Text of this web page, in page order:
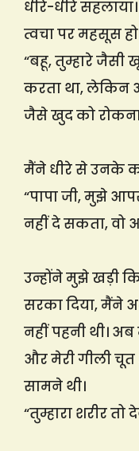
धीरे-धीरे
त्वचा पर महसूस हो
“बहू, तुम्हारे जैसी
करता था, लेकिन
जैसे खुद को रोकना
मैंने धीरे से उनके
“पापा जी, मुझे
नहीं दे सकता, वो
उन्होंने मुझे खड़ी
सरका दिया, मैंने
नहीं पहनी थी।
और मेरी गीली
सामने थी।
“तुम्हारा शरीर तो